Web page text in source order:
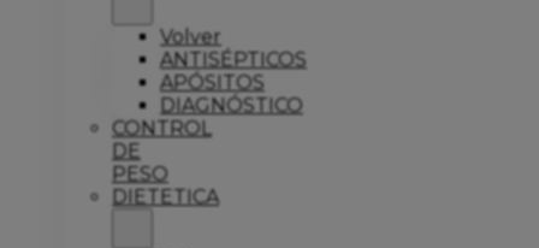
Volver
ANTISÉPTICOS
APÓSITOS
DIAGNÓSTICO
CONTROL
DE
PESO
DIETETICA